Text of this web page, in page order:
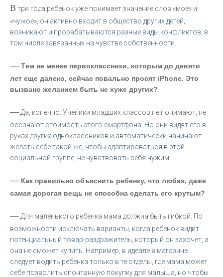
В три года ребенок уже понимает значение слов «мое» и
«чужое», он активно входит в общество других детей,
возникают и прорабатываются разные виды конфликтов, в
том числе завязанных на чувстве собственности.
— Тем не менее первоклассники, которым до девяти
лет еще далеко, сейчас повально просят iPhone. Это
вызвано желанием быть не хуже других?
— Да, конечно. Ученики младших классов не понимают, не
осознают стоимость этого смартфона. Но они видят его в
руках других одноклассников и автоматически начинают
желать себе такой же, чтобы адаптироваться в этой
социальной группе, не чувствовать себя чужим.
— Как правильно объяснить ребенку, что любая, даже
самая дорогая вещь не способна сделать его крутым?
— Для маленького ребенка мама должна быть гибкой. По
возможности исключать варианты, когда ребенок видит
потенциальный товар-раздражитель, который он захочет, а
она не сможет купить. Например, в идеале в магазине
следует водить ребенка только в те отделы, где мама может
себе позволить спонтанную покупку для малыша, но чтобы